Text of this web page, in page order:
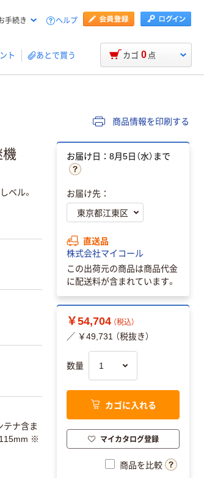
手続き ヘルプ
ト あとで買う カゴ 0 点
商品情報を印刷する
機
ベル。
ナ含ま
※
お届け日：8月5日（水）まで
お届け先：
直送品
株式会社マイコール
この出荷元の商品は商品代金
に配送料が含まれています。
￥54,704 （税込）
／ ￥49,731 （税抜き）
数量
カゴに入れる
マイカタログ登録
商品を比較